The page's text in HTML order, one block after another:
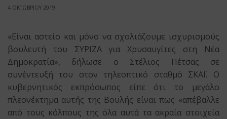
4 ΟΚΤΩΒΡΙΟΥ 2019
«Είναι αστείο και μόνο να σχολιάζουμε ισχυρισμούς
βουλευτή του ΣΥΡΙΖΑ για Χρυσαυγίτες στη Νέα
Δημοκρατία», δήλωσε ο Στέλιος Πέτσας σε
συνέντευξή του στον τηλεοπτικό σταθμό ΣΚΑΪ. Ο
κυβερνητικός εκπρόσωπος είπε ότι το μεγάλο
πλεονέκτημα αυτής της Βουλής είναι πως «απέβαλλε
από τους κόλπους της όλα αυτά τα ακραία στοιχεία